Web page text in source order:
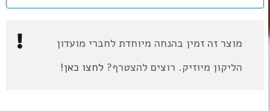
מוצר זה זמין בהנחה מיוחדת לחברי מועדון
הליקון מיוזיק. רוצים להצטרף? לחצו כאן!